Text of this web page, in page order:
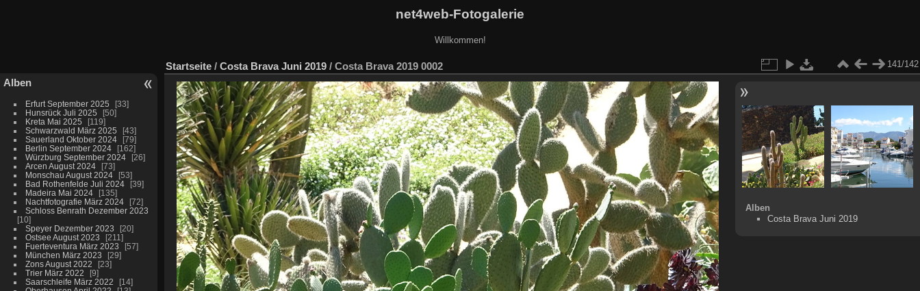
net4web-Fotogalerie
Willkommen!
Alben
Erfurt September 2025
33
Hunsrück Juli 2025
50
Kreta Mai 2025
119
Schwarzwald März 2025
43
Sauerland Oktober 2024
79
Berlin September 2024
162
Würzburg September 2024
26
Arcen August 2024
73
Monschau August 2024
53
Bad Rothenfelde Juli 2024
39
Madeira Mai 2024
135
Nachtfotografie März 2024
72
Schloss Benrath Dezember 2023
10
Speyer Dezember 2023
20
Ostsee August 2023
211
Fuerteventura März 2023
57
München März 2023
29
Zons August 2022
23
Trier März 2022
9
Saarschleife März 2022
14
Startseite / Costa Brava Juni 2019 / Costa Brava 2019 0002 141/142
Alben
Costa Brava Juni 2019